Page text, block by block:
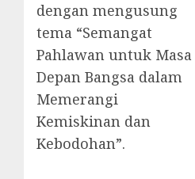
dengan mengusung
tema “Semangat
Pahlawan untuk Masa
Depan Bangsa dalam
Memerangi
Kemiskinan dan
Kebodohan”.